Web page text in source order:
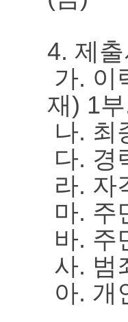
4. 제
가. 이
재) 1
나. 최
다. 경
라. 자
마. 주
바. 주
사. 범
아. 개